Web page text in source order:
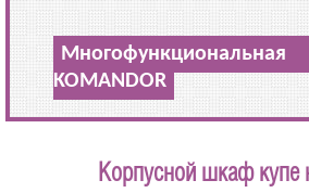
KOMANDOR
Корпусной шкаф купе